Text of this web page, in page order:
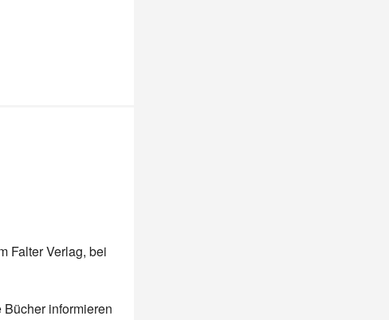
Falter Verlag, bei
informieren